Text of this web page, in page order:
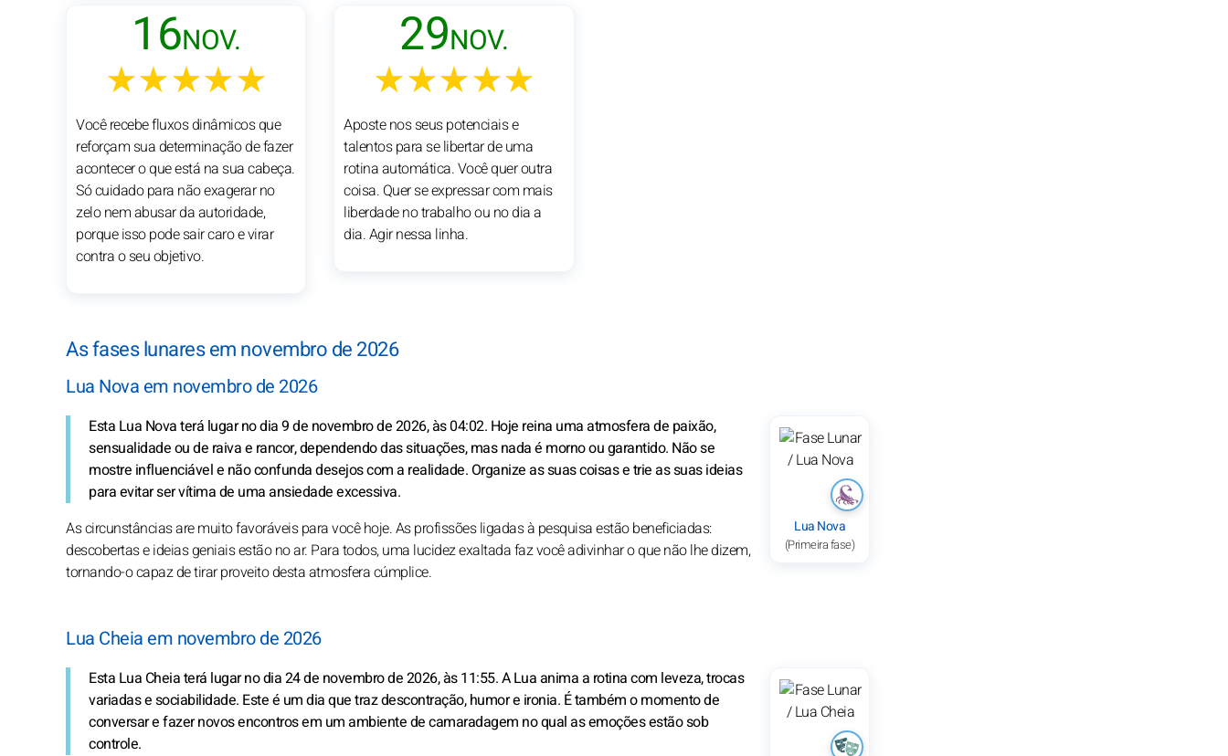
16NOV.
★★★★★
Você recebe fluxos dinâmicos que
reforçam sua determinação de fazer
acontecer o que está na sua cabeça.
Só cuidado para não exagerar no
zelo nem abusar da autoridade,
porque isso pode sair caro e virar
contra o seu objetivo.
29NOV.
★★★★★
Aposte nos seus potenciais e
talentos para se libertar de uma
rotina automática. Você quer outra
coisa. Quer se expressar com mais
liberdade no trabalho ou no dia a
dia. Agir nessa linha.
As fases lunares em novembro de 2026
Lua Nova em novembro de 2026
Lua Nova
(Primeira fase)
Esta Lua Nova terá lugar no dia 9 de novembro de 2026, às 04:02. Hoje reina uma atmosfera de paixão,
sensualidade ou de raiva e rancor, dependendo das situações, mas nada é morno ou garantido. Não se
mostre influenciável e não confunda desejos com a realidade. Organize as suas coisas e trie as suas ideias
para evitar ser vítima de uma ansiedade excessiva.
As circunstâncias are muito favoráveis para você hoje. As profissões ligadas à pesquisa estão beneficiadas:
descobertas e ideias geniais estão no ar. Para todos, uma lucidez exaltada faz você adivinhar o que não lhe dizem,
tornando-o capaz de tirar proveito desta atmosfera cúmplice.
Lua Cheia em novembro de 2026
Esta Lua Cheia terá lugar no dia 24 de novembro de 2026, às 11:55. A Lua anima a rotina com leveza, trocas
variadas e sociabilidade. Este é um dia que traz descontração, humor e ironia. É também o momento de
conversar e fazer novos encontros em um ambiente de camaradagem no qual as emoções estão sob
controle.